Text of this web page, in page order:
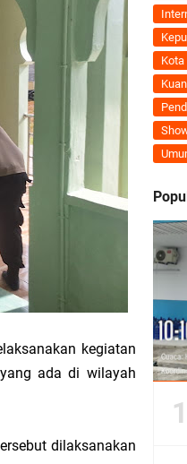
Layanan Listrik Kepulauan
3 Pejabat Eselon III. A Serta III.
SDM Daerah
Bangun Kepercayaan Publik
Dilantik
Meranti, Kemendagri Beri
kegiatan
ada di wilayah
dilaksanakan